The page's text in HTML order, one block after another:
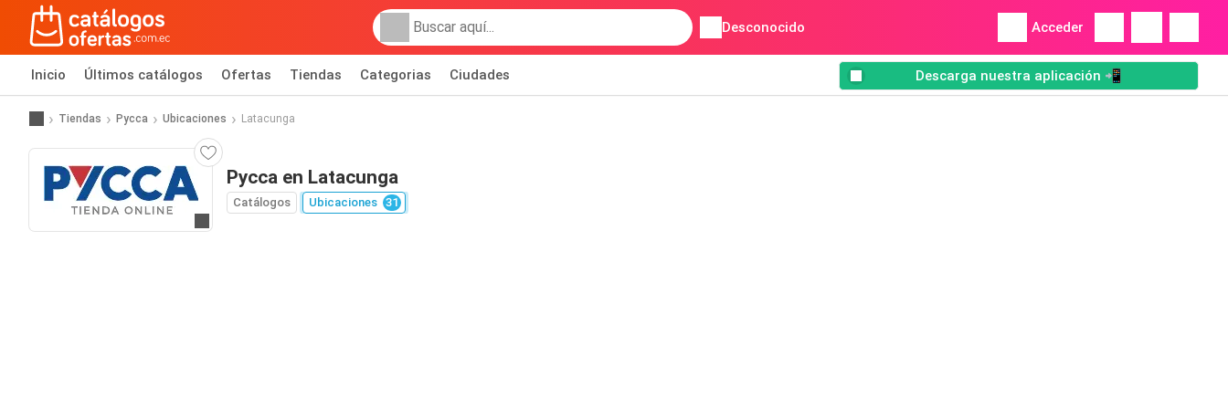
Desconocido Acceder
Inicio Últimos catálogos Ofertas Tiendas Categorias Ciudades Descarga nuestra aplicación 📲
Tiendas Pycca Ubicaciones Latacunga
Pycca en Latacunga
Catálogos Ubicaciones 31